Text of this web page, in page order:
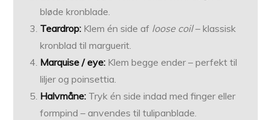
bløde kronblade.
Teardrop: Klem én side af loose coil– klassisk
kronblad til marguerit.
Marquise / eye: Klem begge ender – perfekt til
liljer og poinsettia.
Halvmåne: Tryk én side indad med finger eller
formpind – anvendes til tulipanblade.